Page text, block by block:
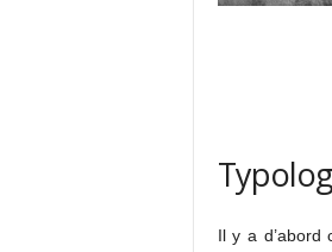
Il y a d’abord